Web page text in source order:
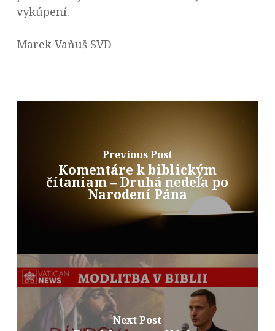
vykúpení.
Marek Vaňuš SVD
Previous Post
Komentáre k biblickým
čítaniam – Druhá nedeľa po
Narodení Pána
Next Post